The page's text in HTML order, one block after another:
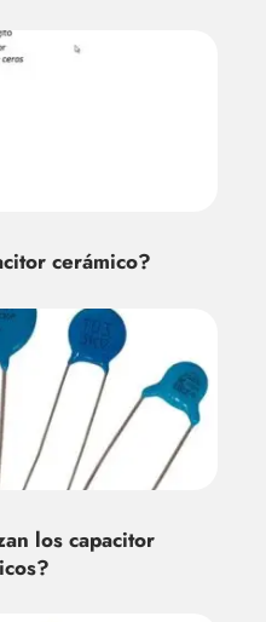
cerámico?
los capacitor